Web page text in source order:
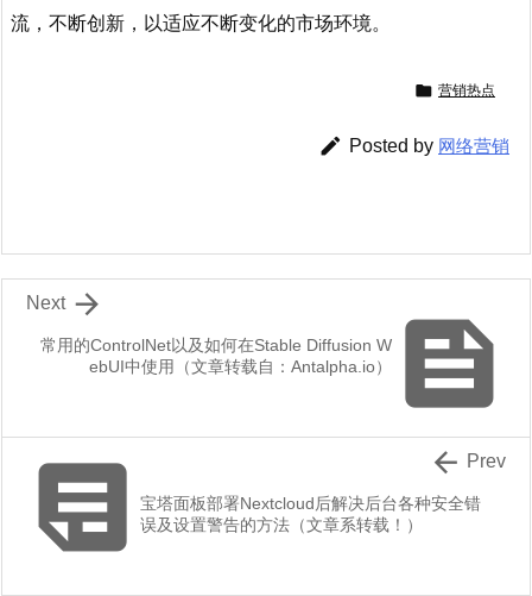
流，不断创新，以适应不断变化的市场环境。
 营销热点
 Posted by 网络营销

常用的ControlNet以及如何在Stable Diffusion W
ebUI中使用（文章转载自：Antalpha.io）

Next
宝塔面板部署Nextcloud后解决后台各种安全错
误及设置警告的方法（文章系转载！）
 Prev